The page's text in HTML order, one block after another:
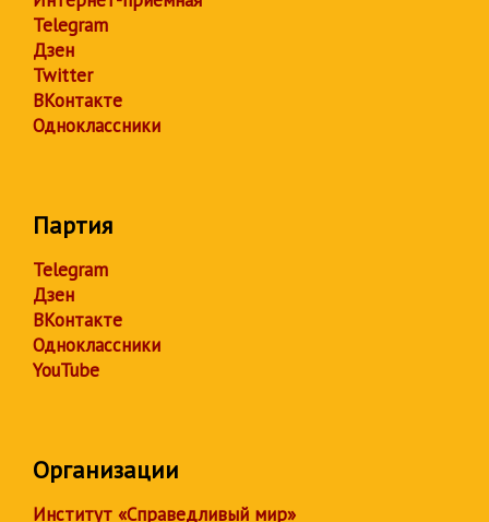
Telegram
Дзен
Twitter
ВКонтакте
Одноклассники
Партия
Telegram
Дзен
ВКонтакте
Одноклассники
YouTube
Организации
Институт «Справедливый мир»